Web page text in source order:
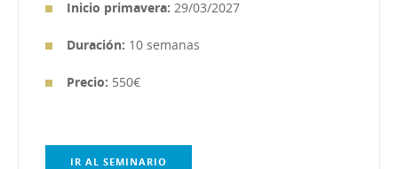
Inicio primavera: 29/03/2027
Duración: 10 semanas
Precio: 550€
IR AL SEMINARIO